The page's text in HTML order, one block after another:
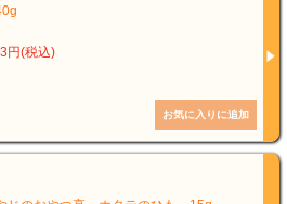
円(税込)